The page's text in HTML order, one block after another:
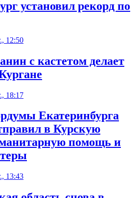
установил рекорд по
12:50
с кастетом делает
18:17
Екатеринбурга
в Курскую
помощь и
13:43